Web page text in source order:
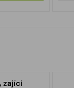
zajíci